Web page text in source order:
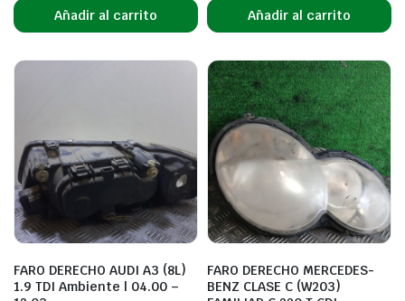
Añadir al carrito Añadir al carrito
FARO DERECHO AUDI A3 (8L)
1.9 TDI Ambiente | 04.00 –
FARO DERECHO MERCEDES-
BENZ CLASE C (W203)